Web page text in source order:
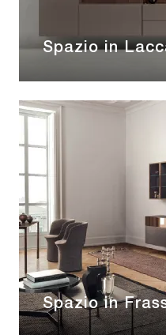
Spazio in
Spazio in